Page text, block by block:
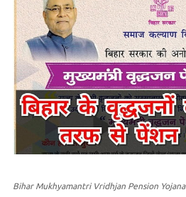
Bihar Mukhyamantri Vridhjan Pension Yojana